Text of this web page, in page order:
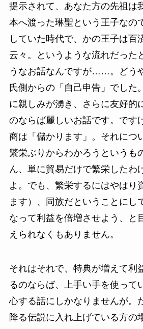
提示されて、あなた方の先祖は
本へ渡った琳聖という王子なの
していた時代で、かの王子は百
云々。というような流れだった
うなお話なんですが……。どう
氏側からの「自己申告」でした
に親しみが湧き、さらに友好的
のならば麗しいお話です。です
商は「儲かります」。それにつ
繁栄ぶりからわかろうというも
ん、単に貿易だけで繁栄したわ
よ。でも、繁栄するにはやはり
ます）、同族だということにし
なって利益を倍増させよう、と
えられなくもありません。
それはそれで、特典が増えて利
るのならば、上手い手を使っ
心する話にしかなりませんが。
降る伝説に入れ上げている方の